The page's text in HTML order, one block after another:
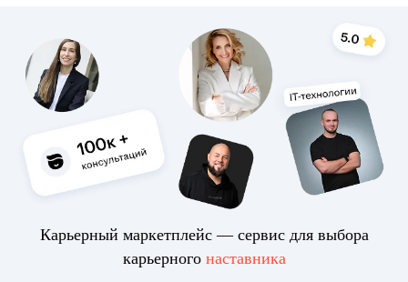
Карьерный маркетплейс — сервис для выбора
карьерного наставника